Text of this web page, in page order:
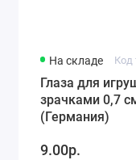
На складе Код
Глаза для
зрачками 0,7
(Германия)
9.00р.